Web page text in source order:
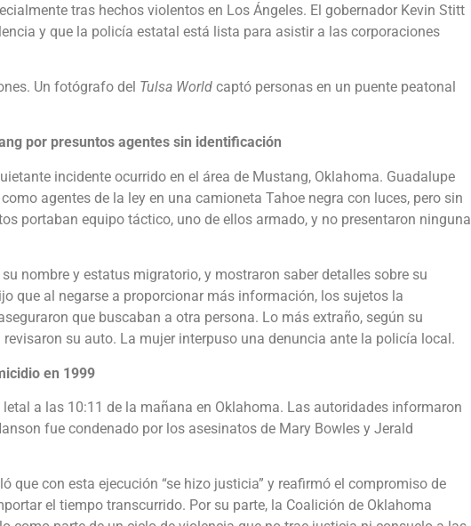
tras hechos violentos en Los Ángeles. El gobernador Kevin Stitt
y que la policía estatal está lista para asistir a las corporaciones
Un fotógrafo del Tulsa World captó personas en un puente peatonal
por presuntos agentes sin identificación
incidente ocurrido en el área de Mustang, Oklahoma. Guadalupe
agentes de la ley en una camioneta Tahoe negra con luces, pero sin
portaban equipo táctico, uno de ellos armado, y no presentaron ninguna
nombre y estatus migratorio, y mostraron saber detalles sobre su
que al negarse a proporcionar más información, los sujetos la
que buscaban a otra persona. Lo más extraño, según su
su auto. La mujer interpuso una denuncia ante la policía local.
en 1999
a las 10:11 de la mañana en Oklahoma. Las autoridades informaron
fue condenado por los asesinatos de Mary Bowles y Jerald
que con esta ejecución “se hizo justicia” y reafirmó el compromiso de
el tiempo transcurrido. Por su parte, la Coalición de Oklahoma